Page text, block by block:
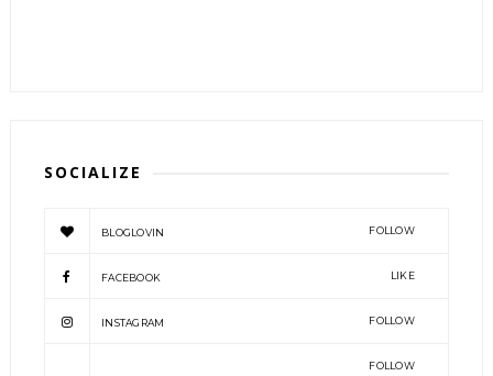
SOCIALIZE
BLOGLOVIN FOLLOW
FACEBOOK LIKE
INSTAGRAM FOLLOW
FOLLOW